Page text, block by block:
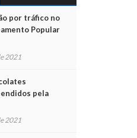
por tráfico no
Popular
2021
pela
na
2021